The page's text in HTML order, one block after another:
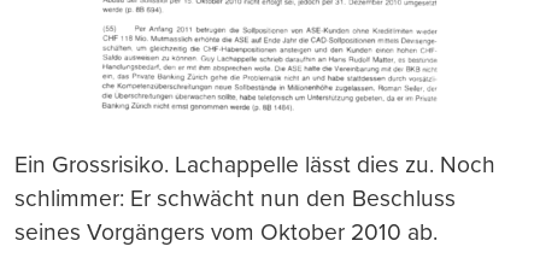
Ein Grossrisiko. Lachappelle lässt dies zu. Noch
schlimmer: Er schwächt nun den Beschluss
seines Vorgängers vom Oktober 2010 ab.